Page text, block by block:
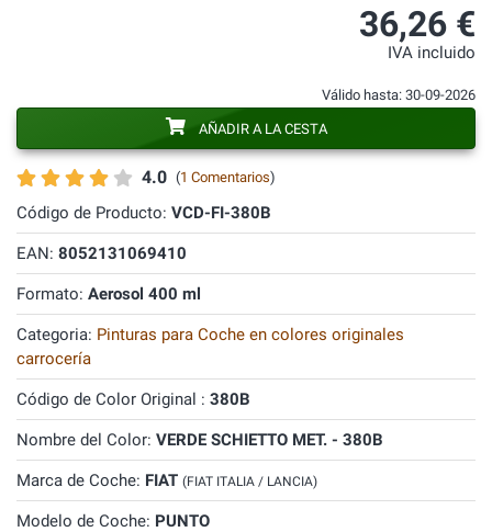
4.0 (1 Comentarios)
Código de Producto: VCD-FI-380B
EAN: 8052131069410
Formato: Aerosol 400 ml
Categoria: Pinturas para Coche en colores originales
carrocería
Código de Color Original : 380B
Nombre del Color: VERDE SCHIETTO MET. - 380B
Marca de Coche: FIAT (FIAT ITALIA / LANCIA)
Modelo de Coche: PUNTO
36,26 €
IVA incluido
Válido hasta: 30-09-2026
AÑADIR A LA CESTA